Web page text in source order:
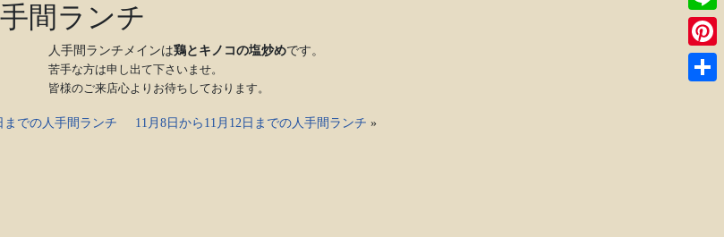
間ランチ
人手間ランチメインは鶏とキノコの塩炒めです。
苦手な方は申し出て下さいませ。
皆様のご来店心よりお待ちしております。
までの人手間ランチ 11月8日から11月12日までの人手間ランチ »
Line